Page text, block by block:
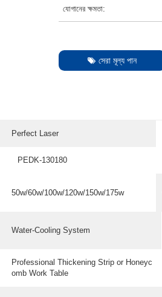
যোগানের ক্ষমতা:
সেরা মূল্য পান
Perfect Laser
PEDK-130180
50w/60w/100w/120w/150w/175w
Water-Cooling System
Professional Thickening Strip or Honeyc
omb Work Table